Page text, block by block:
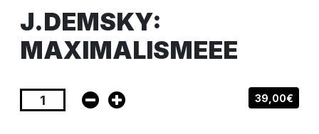
J.DEMSKY:
MAXIMALISMEEE
39,00€